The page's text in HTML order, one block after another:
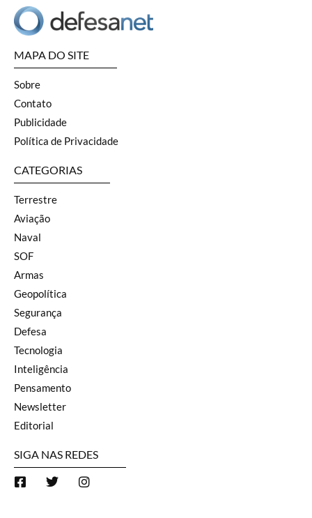
MAPA DO SITE
Sobre
Contato
Publicidade
Política de Privacidade
CATEGORIAS
Terrestre
Aviação
Naval
SOF
Armas
Geopolítica
Segurança
Defesa
Tecnologia
Inteligência
Pensamento
Newsletter
Editorial
SIGA NAS REDES